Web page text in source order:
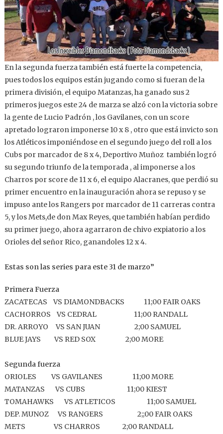
En la segunda fuerza también está fuerte la competencia,
pues todos los equipos están jugando como si fueran de la
primera división, el equipo Matanzas, ha ganado sus 2
primeros juegos este 24 de marza se alzó con la victoria sobre
la gente de Lucio Padrón , los Gavilanes, con un score
apretado lograron imponerse 10 x 8 , otro que está invicto son
los Atléticos imponiéndose en el segundo juego del roll a los
Cubs por marcador de 8 x 4, Deportivo Muñoz también logró
su segundo triunfo de la temporada , al imponerse a los
Charros por score de 11 x 6, el equipo Alacranes, que perdió su
primer encuentro en la inauguración ahora se repuso y se
impuso ante los Rangers por marcador de 11 carreras contra
5, y los Mets,de don Max Reyes, que también habían perdido
su primer juego, ahora agarraron de chivo expiatorio a los
Orioles del señor Rico, ganandoles 12 x 4.
Estas son las series para este 31 de marzo”
Primera Fuerza
ZACATECAS VS DIAMONDBACKS 11;00 FAIR OAKS
CACHORROS VS CEDRAL 11;00 RANDALL
DR. ARROYO VS SAN JUAN 2;00 SAMUEL
BLUE JAYS VS RED SOX 2;00 MORE
Segunda fuerza
ORIOLES VS GAVILANES 11;00 MORE
MATANZAS VS CUBS 11;00 KIEST
TOMAHAWKS VS ATLETICOS 11;00 SAMUEL
DEP. MUNOZ VS RANGERS 2;;00 FAIR OAKS
METS VS CHARROS 2;00 RANDALL